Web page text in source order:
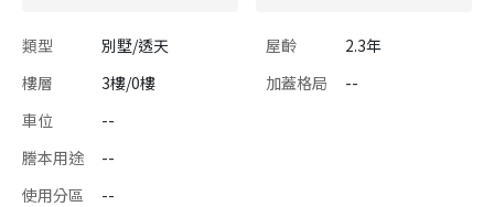
類型 別墅/透天 屋齡
2.3年
樓層
3樓/0樓 加蓋格局
--
車位
--
謄本用途
--
使用分區
--